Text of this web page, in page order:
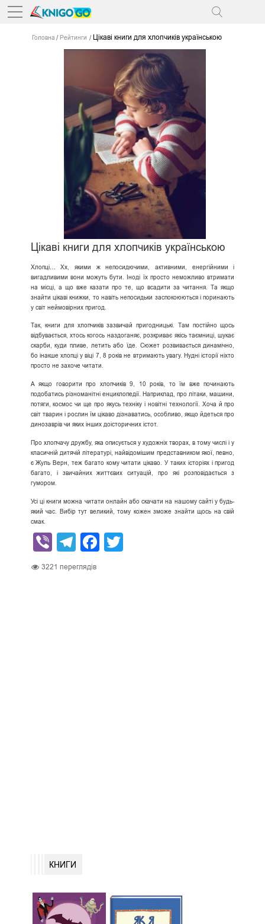
Головна Рейтинги Цікаві книги для хлопчиків українською
Цікаві книги для хлопчиків українською
Хлопці… Хх, якими ж непосидючими, активними, енергійними і
вигадливими вони можуть бути. Іноді їх просто неможливо втримати
на місці, а що вже казати про те, що всадити за читання. Та якщо
знайти цікаві книжки, то навіть непосидьки заспокоюються і поринають
у світ неймовірних пригод.
Так, книги для хлопчиків зазвичай пригодницькі. Там постійно щось
відбувається, хтось когось наздоганяє, розкриває якісь таємниці, шукає
скарби, куди пливе, летить або їде. Сюжет розвивається динамічно,
бо інакше хлопці у віці 7, 8 років не втримають увагу. Нудні історії ніхто
просто не захоче читати.
А якщо говорити про хлопчиків 9, 10 років, то їм вже починають
подобатись різноманітні енциклопедії. Наприклад, про літаки, машини,
потяги, космос чи ще про якусь техніку і новітні технології. Хоча й про
світ тварин і рослин їм цікаво дізнаватись, особливо, якщо йдеться про
динозаврів чи яких інших доісторичних істот.
Про хлопчачу дружбу, яка описується у художніх творах, в тому числі і у
класичній дитячій літературі, найвідомішим представником якої, певно,
є Жуль Верн, теж багато кому читати цікаво. У таких історіях і пригод
багато, і звичайних життєвих ситуацій, про які розповідається з
гумором.
Усі ці книги можна читати онлайн або скачати на нашому сайті у будь-
який час. Вибір тут великий, тому кожен зможе знайти щось на свій
смак.
ViberTelegram
Facebook
3221 переглядів
КНИГИ